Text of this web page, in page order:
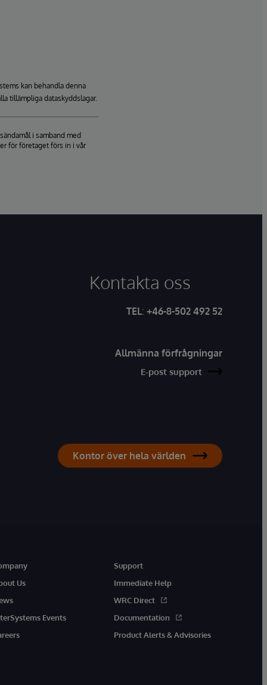
kan behandla denna
tillämpliga dataskyddslagar.
i samband med
för företaget förs in i vår
Kontakta oss
TEL: +46-8-502 492 52
Allmänna förfrågningar
E-post support
Kontor över hela världen
Us
Events
Support
Immediate Help
WRC Direct
Documentation
Product Alerts & Advisories